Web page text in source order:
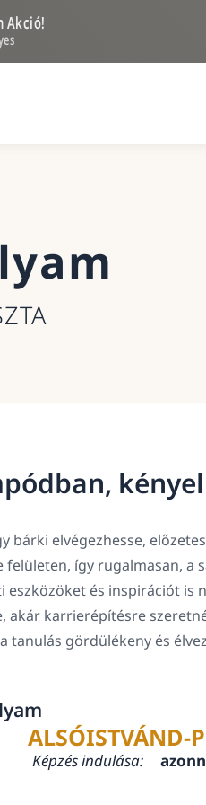
Akció!
bárki elvégezhesse,
így rugalmasan, a
és inspirációt is
akár karrierépítésre
gördülékeny és
ALSÓISTVÁND-
Képzés indulása: